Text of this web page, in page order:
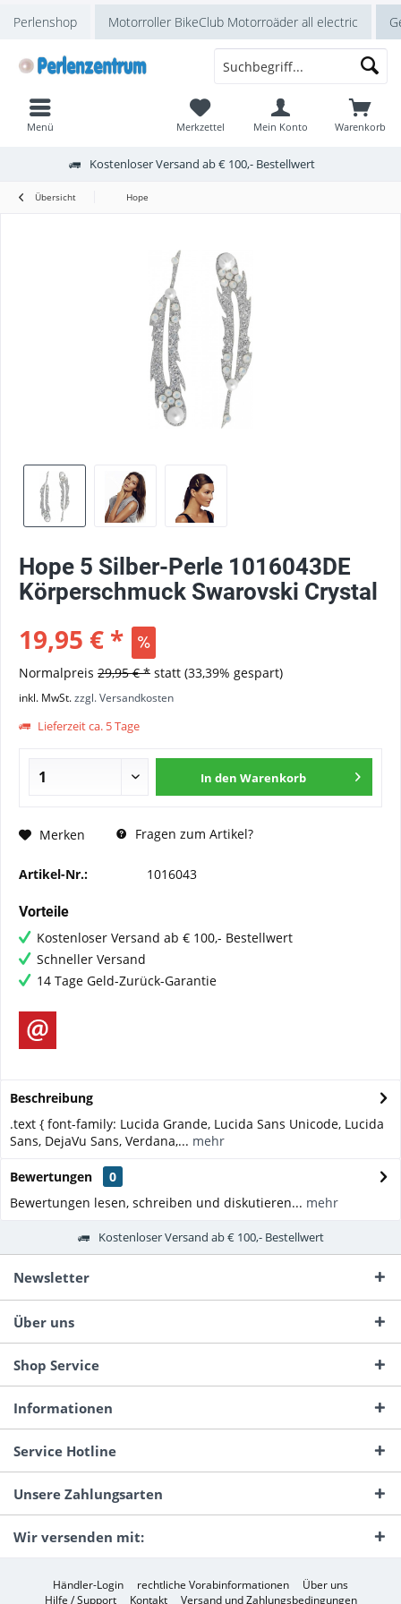
Perlenshop Motorroller BikeClub Motorroäder all electric
Kostenloser Versand ab € 100,- Bestellwert
Warenkorb
Merkzettel Mein Konto
Menü
Übersicht Hope
Hope 5 Silber-Perle 1016043DE
Körperschmuck Swarovski Crystal
19,95 € *
Normalpreis 29,95 € * statt (33,39% gespart)
inkl. MwSt.zzgl. Versandkosten
Lieferzeit ca. 5 Tage
In den Warenkorb
Merken Fragen zum Artikel?
Artikel-Nr.: 1016043
Vorteile
Kostenloser Versand ab € 100,- Bestellwert
Schneller Versand
14 Tage Geld-Zurück-Garantie
Beschreibung
.text { font-family: Lucida Grande, Lucida Sans Unicode, Lucida
Sans, DejaVu Sans, Verdana,... mehr
Bewertungen
0
Bewertungen lesen, schreiben und diskutieren... mehr
Kostenloser Versand ab € 100,- Bestellwert
Newsletter
Über uns
Shop Service
Informationen
Service Hotline
Unsere Zahlungsarten
Wir versenden mit:
Händler-Login rechtliche Vorabinformationen
Über uns
Hilfe / Support
Kontakt Versand und Zahlungsbedingungen